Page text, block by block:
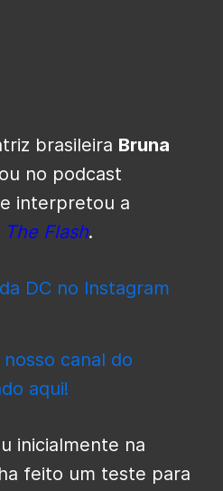
brasileira Bruna
no podcast
interpretou a
The Flash.
DC no Instagram
canal do
aqui!
inicialmente na
feito um teste para